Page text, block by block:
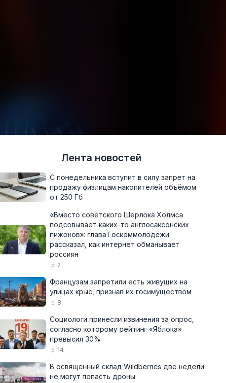
Лента новостей
С понедельника вступит в силу запрет на
продажу физлицам накопителей объёмом
от 250 Гб
«Вместо советского Шерлока Холмса
подсовывает каких-то англосаксонских
пижонов»: глава Госкоммолодёжи
рассказал, как интернет обманывает
россиян
2
Французам запретили есть живущих на
улицах крыс, признав их госимуществом
8
Социологи принесли извинения за опрос,
согласно которому рейтинг «Яблока»
превысил 30%
14
В освящённый склад Wildberries две недели
не могут попасть дроны